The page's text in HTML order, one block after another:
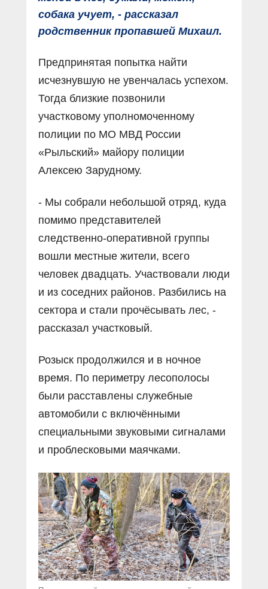
собака учует, - рассказал
родственник пропавшей Михаил.
Предпринятая попытка найти
исчезнувшую не увенчалась успехом.
Тогда близкие позвонили
участковому уполномоченному
полиции по МО МВД России
«Рыльский» майору полиции
Алексею Зарудному.
- Мы собрали небольшой отряд, куда
помимо представителей
следственно-оперативной группы
вошли местные жители, всего
человек двадцать. Участвовали люди
и из соседних районов. Разбились на
сектора и стали прочёсывать лес, -
рассказал участковый.
Розыск продолжился и в ночное
время. По периметру лесополосы
были расставлены служебные
автомобили с включёнными
специальными звуковыми сигналами
и проблесковыми маячками.